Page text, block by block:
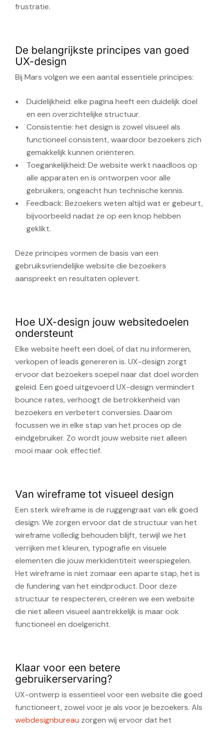
frustratie.
De belangrijkste principes van goed
UX-design
Bij Mars volgen we een aantal essentiële principes:
Duidelijkheid: elke pagina heeft een duidelijk doel
en een overzichtelijke structuur.
Consistentie: het design is zowel visueel als
functioneel consistent, waardoor bezoekers zich
gemakkelijk kunnen oriënteren.
Toegankelijkheid: De website werkt naadloos op
alle apparaten en is ontworpen voor alle
gebruikers, ongeacht hun technische kennis.
Feedback: Bezoekers weten altijd wat er gebeurt,
bijvoorbeeld nadat ze op een knop hebben
geklikt.
Deze principes vormen de basis van een
gebruiksvriendelijke website die bezoekers
aanspreekt en resultaten oplevert.
Hoe UX-design jouw websitedoelen
ondersteunt
Elke website heeft een doel, of dat nu informeren,
verkopen of leads genereren is. UX-design zorgt
ervoor dat bezoekers soepel naar dat doel worden
geleid. Een goed uitgevoerd UX-design vermindert
bounce rates, verhoogt de betrokkenheid van
bezoekers en verbetert conversies. Daarom
focussen we in elke stap van het proces op de
eindgebruiker. Zo wordt jouw website niet alleen
mooi maar ook effectief.
Van wireframe tot visueel design
Een sterk wireframe is de ruggengraat van elk goed
design. We zorgen ervoor dat de structuur van het
wireframe volledig behouden blijft, terwijl we het
verrijken met kleuren, typografie en visuele
elementen die jouw merkidentiteit weerspiegelen.
Het wireframe is niet zomaar een aparte stap, het is
de fundering van het eindproduct. Door deze
structuur te respecteren, creëren we een website
die niet alleen visueel aantrekkelijk is maar ook
functioneel en doelgericht.
Klaar voor een betere
gebruikerservaring?
UX-ontwerp is essentieel voor een website die goed
functioneert, zowel voor je als voor je bezoekers. Als
webdesignbureau zorgen wij ervoor dat het